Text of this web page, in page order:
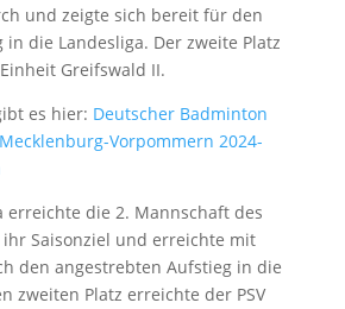
und zeigte sich bereit für den
in die Landesliga. Der zweite Platz
Greifswald II.
es hier: Deutscher Badminton
Vorpommern 2024-
erreichte die 2. Mannschaft des
ihr Saisonziel und erreichte mit
den angestrebten Aufstieg in die
zweiten Platz erreichte der PSV